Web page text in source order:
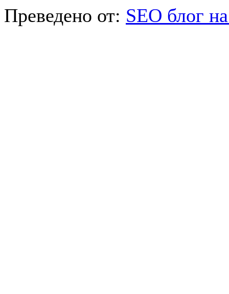
Преведено от: SEO блог